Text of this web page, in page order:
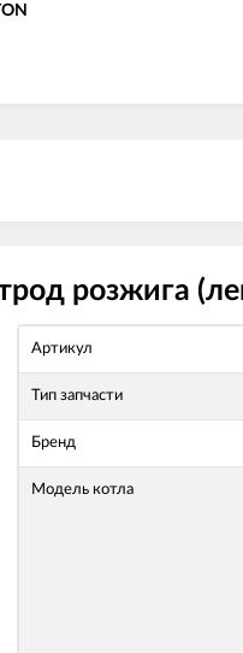
розжига
Артикул
Тип запчасти
Бренд
Модель котла